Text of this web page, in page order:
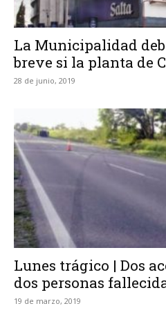
La Municipalidad
breve si la planta de
28 de junio, 2019
Lunes trágico | Dos
dos personas
19 de marzo, 2019